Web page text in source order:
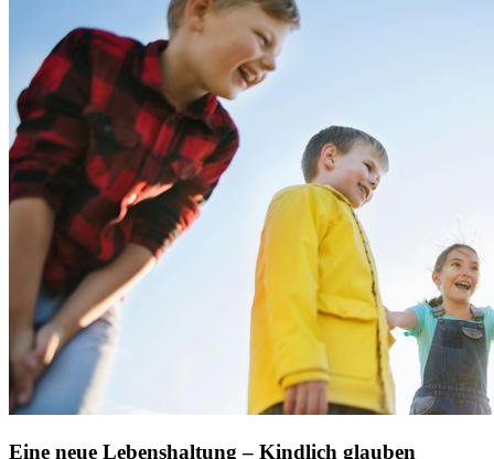
Eine neue Lebenshaltung – Kindlich glauben